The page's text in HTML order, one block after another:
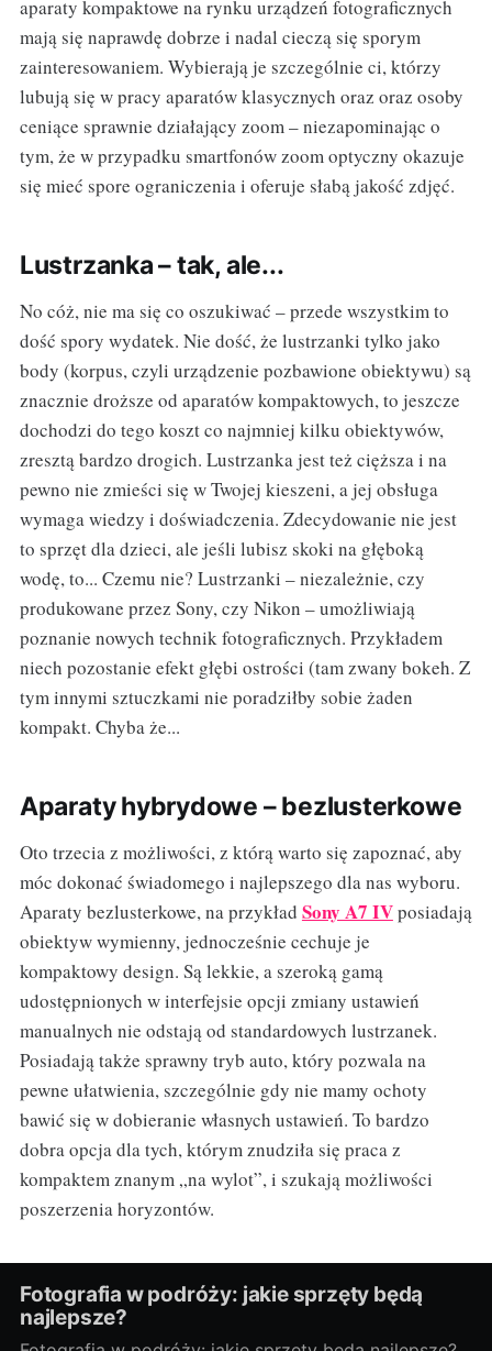
aparaty kompaktowe na rynku urządzeń fotograficznych
mają się naprawdę dobrze i nadal cieczą się sporym
zainteresowaniem. Wybierają je szczególnie ci, którzy
lubują się w pracy aparatów klasycznych oraz oraz osoby
ceniące sprawnie działający zoom – niezapominając o
tym, że w przypadku smartfonów zoom optyczny okazuje
się mieć spore ograniczenia i oferuje słabą jakość zdjęć.
Lustrzanka – tak, ale...
No cóż, nie ma się co oszukiwać – przede wszystkim to
dość spory wydatek. Nie dość, że lustrzanki tylko jako
body (korpus, czyli urządzenie pozbawione obiektywu) są
znacznie droższe od aparatów kompaktowych, to jeszcze
dochodzi do tego koszt co najmniej kilku obiektywów,
zresztą bardzo drogich. Lustrzanka jest też cięższa i na
pewno nie zmieści się w Twojej kieszeni, a jej obsługa
wymaga wiedzy i doświadczenia. Zdecydowanie nie jest
to sprzęt dla dzieci, ale jeśli lubisz skoki na głęboką
wodę, to... Czemu nie? Lustrzanki – niezależnie, czy
produkowane przez Sony, czy Nikon – umożliwiają
poznanie nowych technik fotograficznych. Przykładem
niech pozostanie efekt głębi ostrości (tam zwany bokeh. Z
tym innymi sztuczkami nie poradziłby sobie żaden
kompakt. Chyba że...
Aparaty hybrydowe – bezlusterkowe
Oto trzecia z możliwości, z którą warto się zapoznać, aby
móc dokonać świadomego i najlepszego dla nas wyboru.
Aparaty bezlusterkowe, na przykład Sony A7 IVposiadają
obiektyw wymienny, jednocześnie cechuje je
kompaktowy design. Są lekkie, a szeroką gamą
udostępnionych w interfejsie opcji zmiany ustawień
manualnych nie odstają od standardowych lustrzanek.
Posiadają także sprawny tryb auto, który pozwala na
pewne ułatwienia, szczególnie gdy nie mamy ochoty
bawić się w dobieranie własnych ustawień. To bardzo
dobra opcja dla tych, którym znudziła się praca z
kompaktem znanym „na wylot”, i szukają możliwości
poszerzenia horyzontów.
Fotografia w podróży: jakie sprzęty będą
najlepsze?